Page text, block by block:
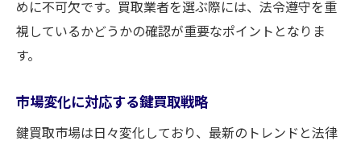
めに不可欠です。買取業者を選ぶ際には、法令遵守を重
視しているかどうかの確認が重要なポイントとなりま
す。
市場変化に対応する鍵買取戦略
鍵買取市場は日々変化しており、最新のトレンドと法律